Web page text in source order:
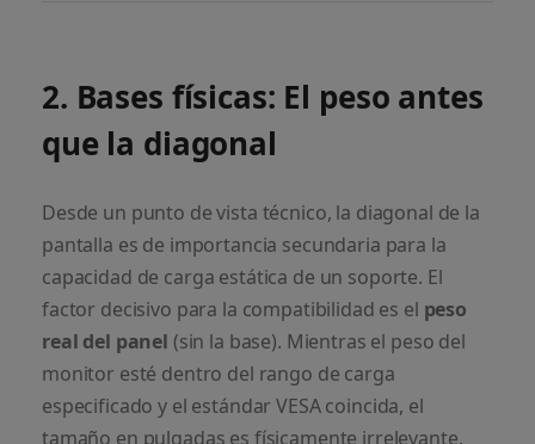
2. Bases físicas: El peso antes
que la diagonal
Desde un punto de vista técnico, la diagonal de la
pantalla es de importancia secundaria para la
capacidad de carga estática de un soporte. El
factor decisivo para la compatibilidad es el peso
real del panel (sin la base). Mientras el peso del
monitor esté dentro del rango de carga
especificado y el estándar VESA coincida, el
tamaño en pulgadas es físicamente irrelevante.